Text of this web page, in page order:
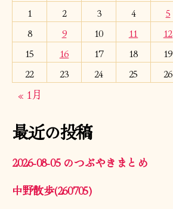
1
2 3 4 5
8
9 10 11 12
15
16 17 18 19
22
23 24 25 26
« 1月
最近の投稿
2026-08-05 のつぶやきまとめ
中野散歩(260705)